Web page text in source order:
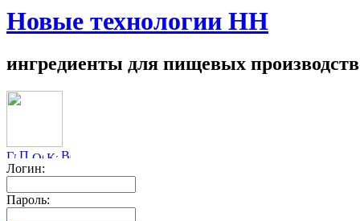
Новые технологии НН
ингредиенты для пищевых производств
Логин:
Пароль: